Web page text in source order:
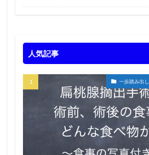
人気記事
一歩踏み出